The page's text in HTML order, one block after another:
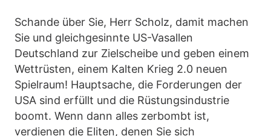
Schande über Sie, Herr Scholz, damit machen
Sie und gleichgesinnte US-Vasallen
Deutschland zur Zielscheibe und geben einem
Wettrüsten, einem Kalten Krieg 2.0 neuen
Spielraum! Hauptsache, die Forderungen der
USA sind erfüllt und die Rüstungsindustrie
boomt. Wenn dann alles zerbombt ist,
verdienen die Eliten, denen Sie sich